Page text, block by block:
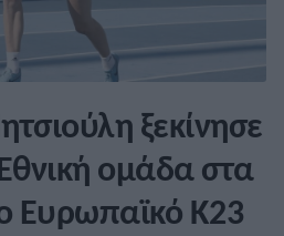
ξεκίνησε
ομάδα στα
Ευρωπαϊκό Κ23